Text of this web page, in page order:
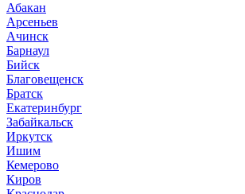
Абакан
Арсеньев
Ачинск
Барнаул
Бийск
Благовещенск
Братск
Екатеринбург
Забайкальск
Иркутск
Ишим
Кемерово
Киров